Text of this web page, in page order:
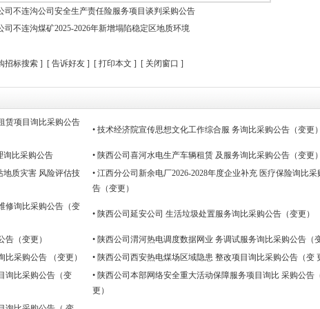
司不连沟公司安全生产责任险服务项目谈判采购公告
不连沟煤矿2025-2026年新增塌陷稳定区地质环境
招标搜索 ] [ 告诉好友 ] [ 打印本文 ] [ 关闭窗口 ]
赁项目询比采购公告
• 技术经济院宣传思想文化工作综合服 务询比采购公告（变更）
询比采购公告
• 陕西公司喜河水电生产车辆租赁 及服务询比采购公告（变更）
地质灾害 风险评估技
• 江西分公司新余电厂2026-2028年度企业补充 医疗保险询比采
告（变更）
修询比采购公告（变
• 陕西公司延安公司 生活垃圾处置服务询比采购公告（变更）
（变更）
• 陕西公司渭河热电调度数据网业 务调试服务询比采购公告（
采购公告 （变更）
• 陕西公司西安热电煤场区域隐患 整改项目询比采购公告（变
询比采购公告（变
• 陕西公司本部网络安全重大活动保障服务项目询比 采购公告
更）